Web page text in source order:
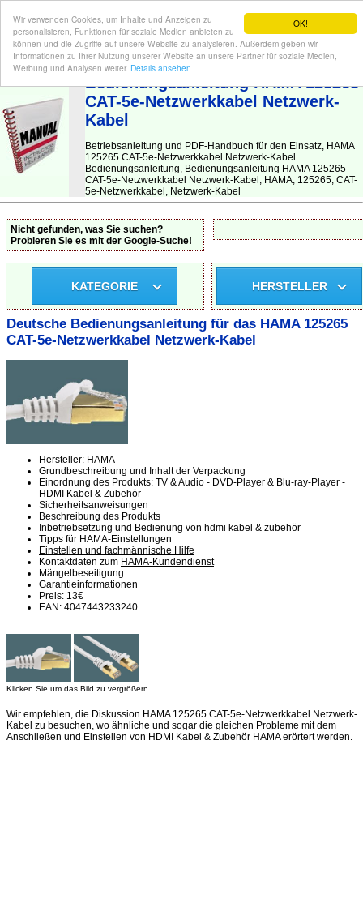
OK!
Wir verwenden Cookies, um Inhalte und Anzeigen zu
personalisieren, Funktionen für soziale Medien anbieten zu
können und die Zugriffe auf unsere Website zu analysieren. Außerdem geben wir
Informationen zu Ihrer Nutzung unserer Website an unsere Partner für soziale Medien,
Werbung und Analysen weiter. Details ansehen
BEDIENUNGSANLEITUNG| Hier finden Sie die deutsche Anleitung!
Bedienungsanleitung HAMA 125265
CAT-5e-Netzwerkkabel Netzwerk-
Kabel
Betriebsanleitung und PDF-Handbuch für den Einsatz, HAMA
125265 CAT-5e-Netzwerkkabel Netzwerk-Kabel
Bedienungsanleitung, Bedienungsanleitung HAMA 125265
CAT-5e-Netzwerkkabel Netzwerk-Kabel, HAMA, 125265, CAT-
5e-Netzwerkkabel, Netzwerk-Kabel
Nicht gefunden, was Sie suchen?
Probieren Sie es mit der Google-Suche!
KATEGORIE HERSTELLER
Deutsche Bedienungsanleitung für das HAMA 125265
CAT-5e-Netzwerkkabel Netzwerk-Kabel
Hersteller: HAMA
Grundbeschreibung und Inhalt der Verpackung
Einordnung des Produkts: TV & Audio - DVD-Player & Blu-ray-Player -
HDMI Kabel & Zubehör
Sicherheitsanweisungen
Beschreibung des Produkts
Inbetriebsetzung und Bedienung von hdmi kabel & zubehör
Tipps für HAMA-Einstellungen
Einstellen und fachmännische Hilfe
Kontaktdaten zum HAMA-Kundendienst
Mängelbeseitigung
Garantieinformationen
Preis: 13€
EAN: 4047443233240
Klicken Sie um das Bild zu vergrößern
Wir empfehlen, die Diskussion HAMA 125265 CAT-5e-Netzwerkkabel Netzwerk-
Kabel zu besuchen, wo ähnliche und sogar die gleichen Probleme mit dem
Anschließen und Einstellen von HDMI Kabel & Zubehör HAMA erörtert werden.